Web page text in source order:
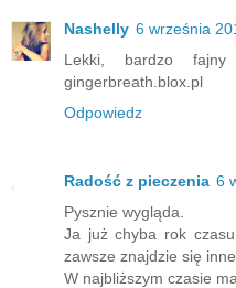
Nashelly 6 września
Lekki, bardzo fajny
gingerbreath.blox.pl
Odpowiedz
Radość z pieczenia 6
Pysznie wygląda.
Ja już chyba rok
zawsze znajdzie się
W najbliższym czasie